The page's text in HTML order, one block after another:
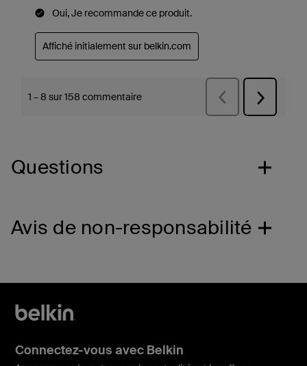
Questions
Avis de non-responsabilité
Connectez-vous avec Belkin